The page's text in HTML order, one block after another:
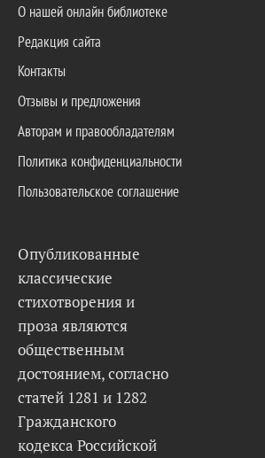
О нашей онлайн библиотеке
Редакция сайта
Контакты
Отзывы и предложения
Авторам и правообладателям
Политика конфиденциальности
Пользовательское соглашение
Опубликованные
классические
стихотворения и
проза являются
общественным
достоянием, согласно
статей 1281 и 1282
Гражданского
кодекса Российской